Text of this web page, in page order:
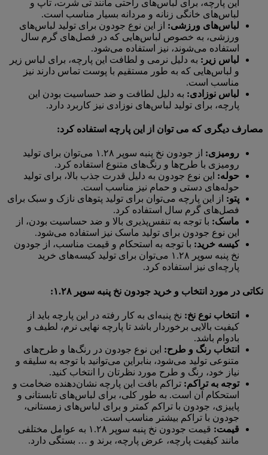
این پارچه، برای لباس‌های راحتی مانند تی شرت، تاپ و
لباس‌های خانگی زنانه و مردانه بسیار مناسب است.
لباس‌های ورزشی: از این نوع جودون برای تولید لباس‌های
ورزشی، به خصوص لباس‌هایی که در فصل‌های گرم سال
استفاده می‌شوند، نیز استفاده می‌شود.
لباس زیر: به دلیل نرمی و لطافت این پارچه، برای لباس زیر
و لباس‌هایی که به طور مستقیم با پوست تماس دارند نیز
مناسب است.
لباس نوزادی: به دلیل لطافت و ضد حساسیت بودن این
پارچه، برای تولید لباس‌های نوزادی نیز کاربرد دارد.
مصارف دیگری که می توان از این پارچه استفاده کرد:
رومیزی:
از جودون نخ پنبه سوپر ۱.۲۸ می‌توان برای تولید
رومیزی با طرح‌ها و رنگ‌های متنوع استفاده کرد.
حوله: این نوع جودون به دلیل قدرت جذب بالا، برای تولید
حوله‌های دستی و حمام نیز مناسب است.
پتو: از این پارچه می‌توان برای تولید پتوهای نازک و سبک برای
فصل‌های گرم سال استفاده کرد.
ماسک: با توجه به تنفس‌پذیری بالا و ضد حساسیت بودن، از
این نوع جودون برای تولید ماسک نیز استفاده می‌شود.
کیسه خرید: با توجه به استحکام و قیمت مناسب، از جودون
نخ پنبه سوپر ۱.۲۸ می‌توان برای تولید کیسه‌های خرید
پارچه‌ای نیز استفاده کرد.
نکاتی در مورد انتخاب و خرید جودون نخ پنبه سوپر ۱.۲۸:
انتخاب نوع نخ: نخ پنبه‌ای به کار رفته در این پارچه باید از
کیفیت بالایی برخوردار باشد تا پارچه نهایی نرم، لطیف و
بادوام باشد.
انتخاب رنگ و طرح: این نوع جودون در رنگ‌ها و طرح‌های
متنوعی تولید می‌شود، بنابراین می‌توانید با توجه به سلیقه و
نیاز خود، رنگ و طرح مورد نظرتان را انتخاب کنید.
توجه به تراکم: تراکم بافت این پارچه نشان‌دهنده ضخامت و
استحکام آن است. به طور کلی، برای لباس‌های تابستانی و
پاییزی، جودون با تراکم کمتر و برای لباس‌های زمستانی،
جودون با تراکم بیشتر مناسب است.
قیمت:
قیمت جودون نخ پنبه سوپر ۱.۲۸ به عوامل مختلفی
مانند کیفیت پارچه، عرض پارچه، برند و … بستگی دارد.